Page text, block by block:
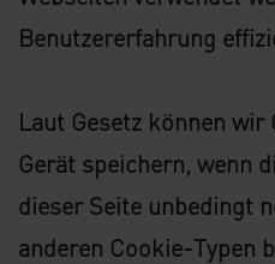
Benutzererfahrung
Laut Gesetz können
Gerät speichern, wenn
dieser Seite unbedingt
anderen Cookie-Typen